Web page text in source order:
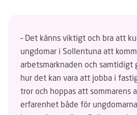
– Det känns viktigt och bra att
ungdomar i Sollentuna att
arbetsmarknaden och samtidigt
hur det kan vara att jobba i
tror och hoppas att sommarens
erfarenhet både för